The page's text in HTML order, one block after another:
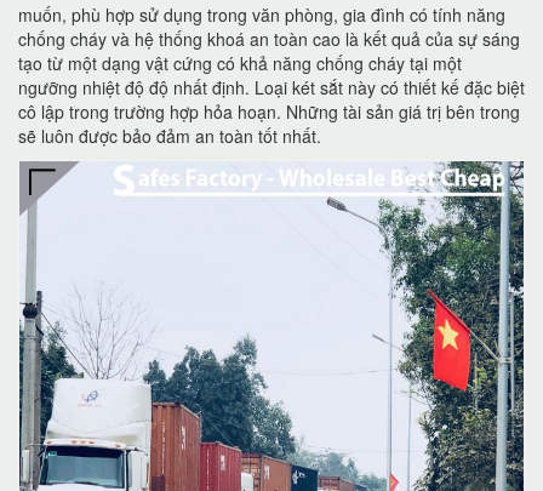
muốn, phù hợp sử dụng trong văn phòng, gia đình có tính năng
chống cháy và hệ thống khoá an toàn cao là kết quả của sự sáng
tạo từ một dạng vật cứng có khả năng chống cháy tại một
ngưỡng nhiệt độ độ nhất định. Loại két sắt này có thiết kế đặc biệt
cô lập trong trường hợp hỏa hoạn. Những tài sản giá trị bên trong
sẽ luôn được bảo đảm an toàn tốt nhất.